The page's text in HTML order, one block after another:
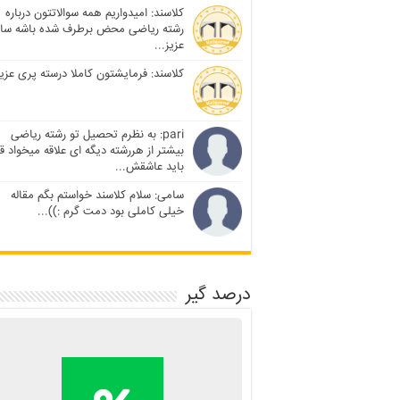
کلاسند: امیدواریم همه سوالاتتون درباره
رشته ریاضی محض برطرف شده باشه
عزیز...
کلاسند: فرمایشتون کاملا درسته پری
pari: به نظرم تحصیل تو رشته ریاضی
بیشتر از هررشته دیگه ای علاقه میخواد
باید عاشقش...
سامی: سلام کلاسند خواستم بگم مقاله
خیلی کاملی بود دمت گرم :))...
درصد گیر